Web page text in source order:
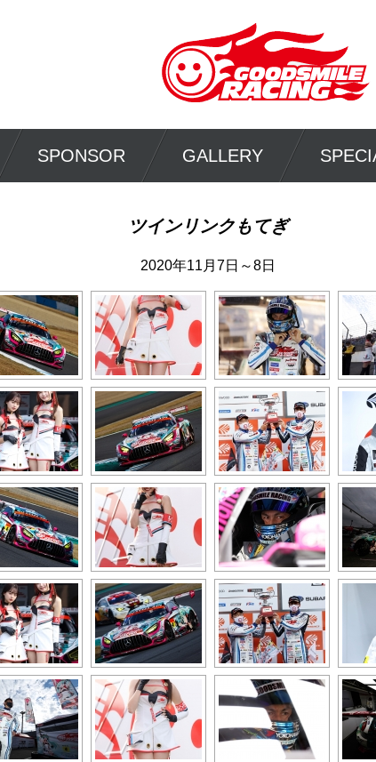
SPONSOR GALLERY
ツインリンクもてぎ
2020年11月7日～8日